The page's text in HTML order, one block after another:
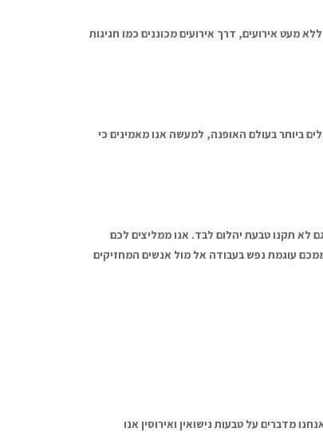
מעט אירועים, דרך אירועים מכוננים כמו חגיגות
ביותר בעולם האופנה, למעשה אנו מאמינים כי
תקנו טבעת יהלום לבד. אנו ממליצים לכם
עוגמת נפש בעבודה אל מול אנשים המחזיקים
מדברים על טבעות נישואין ואירוסין אנו